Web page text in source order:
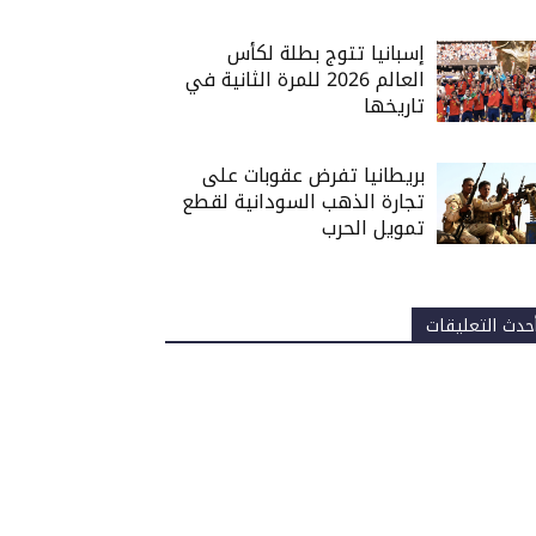
إسبانيا تتوج بطلة لكأس
العالم 2026 للمرة الثانية في
تاريخها
بريطانيا تفرض عقوبات على
تجارة الذهب السودانية لقطع
تمويل الحرب
التعليقات